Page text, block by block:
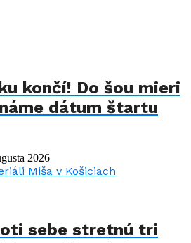
končí! Do šou mieri
dátum štartu
2026
sebe stretnú tri